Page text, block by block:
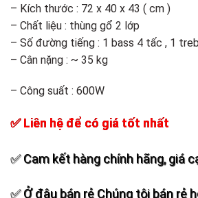
– Kích thước : 72 x 40 x 43 ( cm )
– Chất liệu : thùng gổ 2 lớp
– Số đường tiếng : 1 bass 4 tấc , 1
– Cân nặng : ~ 35 kg
– Công suất : 600W
✅ Liên hệ để có giá tốt nhất
✅ Cam kết hàng chính hãng, giá
✅ Ở đâu bán rẻ Chúng tôi bán rẻ